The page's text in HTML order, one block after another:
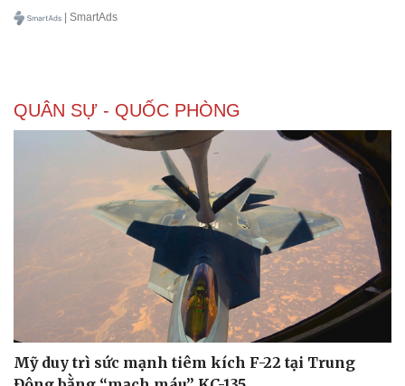
| SmartAds
QUÂN SỰ - QUỐC PHÒNG
Mỹ duy trì sức mạnh tiêm kích F-22 tại Trung